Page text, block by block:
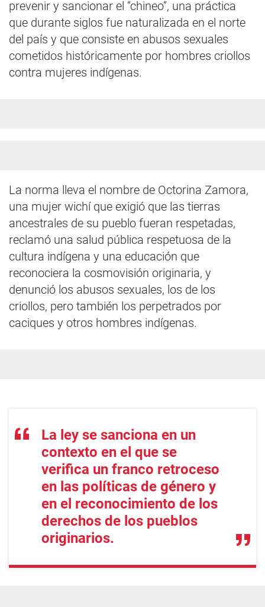
prevenir y sancionar el “chineo”, una práctica
que durante siglos fue naturalizada en el norte
del país y que consiste en abusos sexuales
cometidos históricamente por hombres criollos
contra mujeres indígenas.
La norma lleva el nombre de Octorina Zamora,
una mujer wichí que exigió que las tierras
ancestrales de su pueblo fueran respetadas,
reclamó una salud pública respetuosa de la
cultura indígena y una educación que
reconociera la cosmovisión originaria, y
denunció los abusos sexuales, los de los
criollos, pero también los perpetrados por
caciques y otros hombres indígenas.
La ley se sanciona en un
contexto en el que se
verifica un franco retroceso
en las políticas de género y
en el reconocimiento de los
derechos de los pueblos
originarios.